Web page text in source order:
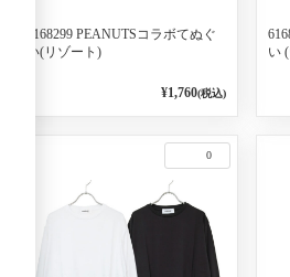
6168299 PEANUTSコラボてぬぐ
い(リゾート)
¥1,760(税込)
い
0